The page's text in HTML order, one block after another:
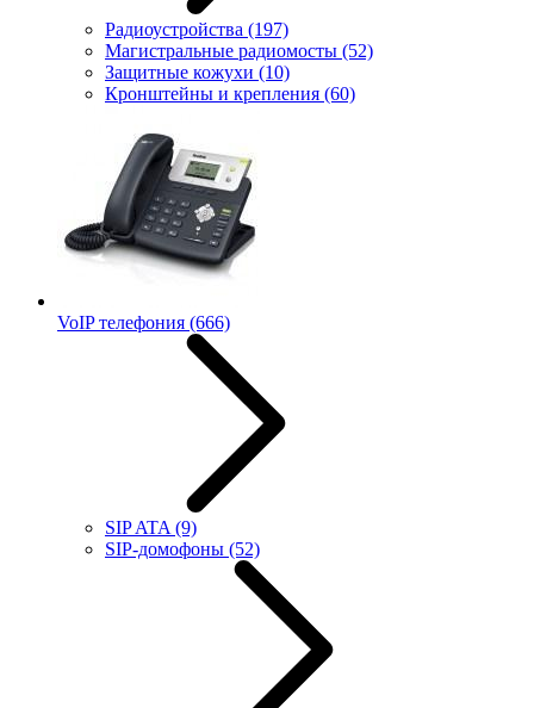
Радиоустройства (197)
Магистральные радиомосты (52)
Защитные кожухи (10)
Кронштейны и крепления (60)
VoIP телефония (666)
SIP ATA (9)
SIP-домофоны (52)